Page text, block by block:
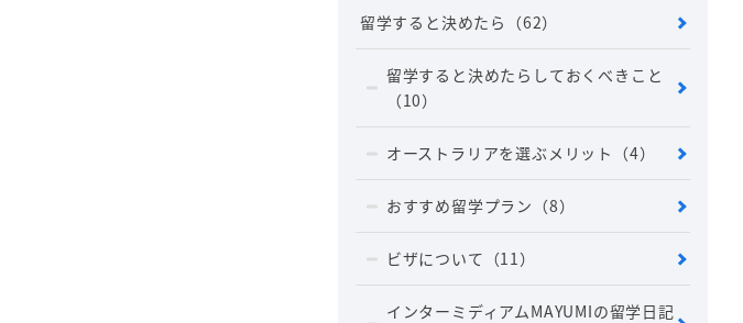
留学すると決めたら （62）
留学すると決めたらしておくべきこと
（10）
オーストラリアを選ぶメリット （4）
おすすめ留学プラン （8）
ビザについて （11）
インターミディアムMAYUMIの留学日記